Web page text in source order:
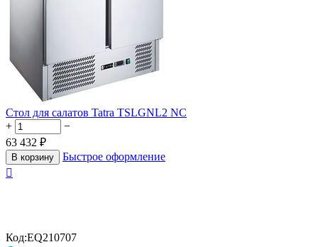
Стол для салатов Tatra TSLGNL2 NC
+
−
63 432 ₽
В корзину
Быстрое оформление

Код:EQ210707